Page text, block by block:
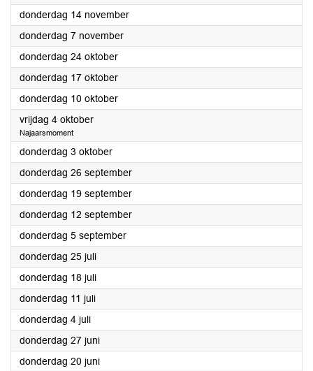
donderdag 14 november2024
donderdag 7 november2024
donderdag 24 oktober2024
donderdag 17 oktober2024
donderdag 10 oktober2024
vrijdag 4 oktober2024
Najaarsmoment
donderdag 3 oktober2024
donderdag 26 september2024
donderdag 19 september2024
donderdag 12 september2024
donderdag 5 september2024
donderdag 25 juli2024
donderdag 18 juli2024
donderdag 11 juli2024
donderdag 4 juli2024
donderdag 27 juni2024
donderdag 20 juni2024